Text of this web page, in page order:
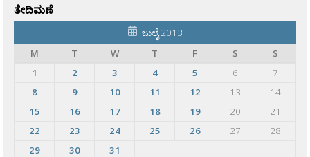
ತೇದಿಮಣೆ
ಜುಲೈ 2013
M
T W T F S
S
1
2 3 4 5 6
7
8
9 10 11 12 13
14
15
16 17 18 19 20
21
22
23 24 25 26 27
28
29
30
31